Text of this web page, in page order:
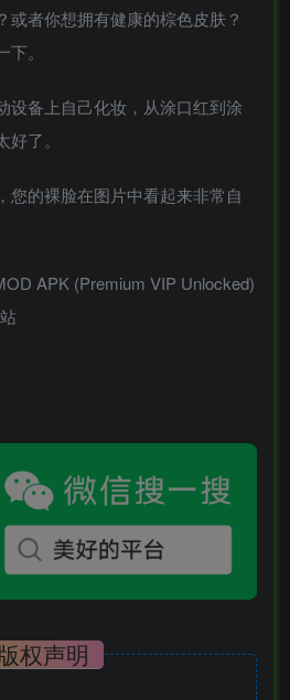
或者你想拥有健康的棕色皮肤？
。
设备上自己化妆，从涂口红到涂
了。
您的裸脸在图片中看起来非常自
权声明